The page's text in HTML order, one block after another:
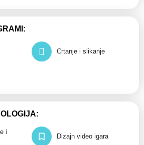
Crtanje i slikanje
i
Dizajn video igara